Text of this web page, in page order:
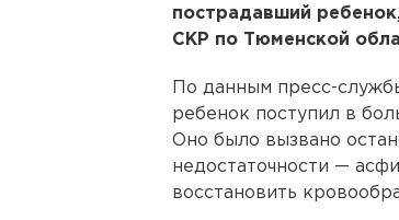
пострадавший
СКР по Тюменской
По данным пресс-
ребенок поступил в
Оно было вызвано
недостаточности —
восстановить